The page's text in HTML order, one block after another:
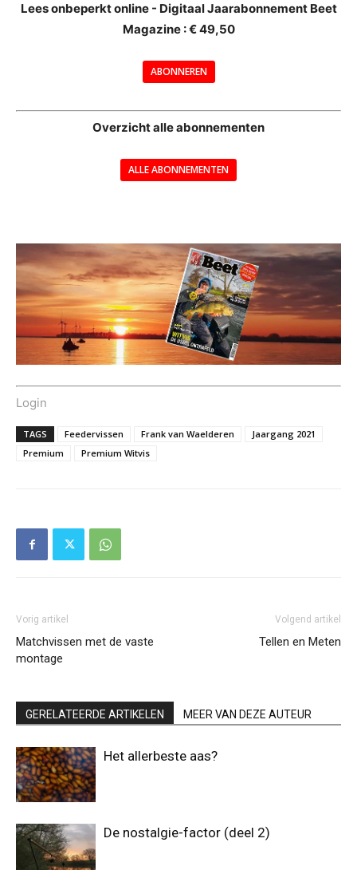
Lees onbeperkt online - Digitaal Jaarabonnement Beet
Magazine : € 49,50
ABONNEREN
Overzicht alle abonnementen
ALLE ABONNEMENTEN
Login
TAGS Feedervissen Frank van Waelderen
Jaargang 2021
Premium
Premium Witvis
Vorig artikel
Matchvissen met de vaste
montage
Volgend artikel
Tellen en Meten
GERELATEERDE ARTIKELEN MEER VAN DEZE AUTEUR
Het allerbeste aas?
De nostalgie-factor (deel 2)